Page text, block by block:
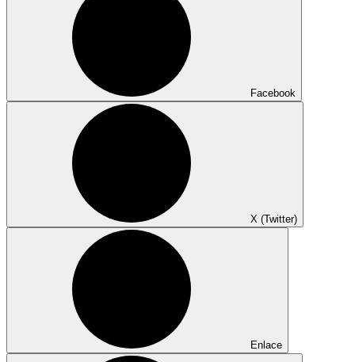
Facebook
X (Twitter)
Enlace